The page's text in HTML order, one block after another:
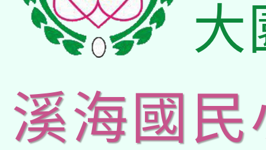
大
溪海國民